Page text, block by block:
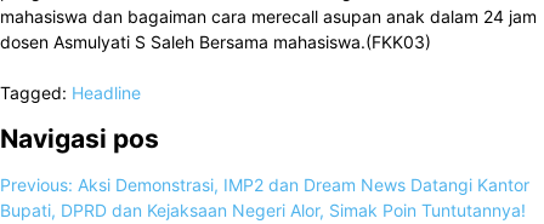
mahasiswa dan bagaiman cara merecall asupan anak dalam 24 jam
dosen Asmulyati S Saleh Bersama mahasiswa.(FKK03)
Tagged: Headline
Navigasi pos
Previous: Aksi Demonstrasi, IMP2 dan Dream News Datangi Kantor
Bupati, DPRD dan Kejaksaan Negeri Alor, Simak Poin Tuntutannya!